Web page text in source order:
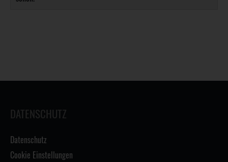
DATENSCHUTZ
Datenschutz
Cookie Einstellungen